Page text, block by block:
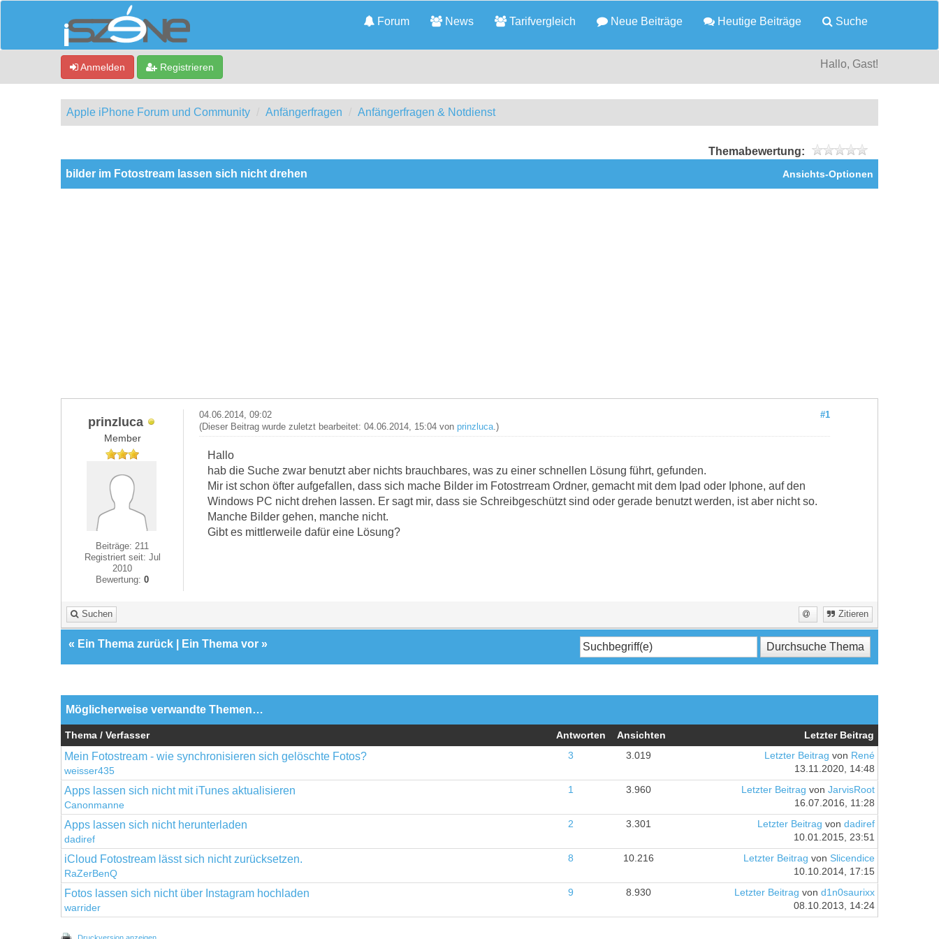
Forum News Tarifvergleich Neue Beiträge Heutige Beiträge Suche
Anmelden Registrieren Hallo, Gast!
Apple iPhone Forum und Community Anfängerfragen Anfängerfragen & Notdienst
Themabewertung:
Ansichts-Optionen
bilder im Fotostream lassen sich nicht drehen
prinzluca
Member
Beiträge: 211
Registriert seit: Jul
2010
Bewertung:0
#1
04.06.2014, 09:02
(Dieser Beitrag wurde zuletzt bearbeitet: 04.06.2014, 15:04 von prinzluca.)
Hallo
hab die Suche zwar benutzt aber nichts brauchbares, was zu einer schnellen Lösung führt, gefunden.
Mir ist schon öfter aufgefallen, dass sich mache Bilder im Fotostrream Ordner, gemacht mit dem Ipad oder Iphone, auf den
Windows PC nicht drehen lassen. Er sagt mir, dass sie Schreibgeschützt sind oder gerade benutzt werden, ist aber nicht so.
Manche Bilder gehen, manche nicht.
Gibt es mittlerweile dafür eine Lösung?
Suchen Zitieren
« Ein Thema zurück Ein Thema vor »
Möglicherweise verwandte Themen…
Thema / Verfasser Antworten Ansichten Letzter Beitrag
Mein Fotostream - wie synchronisieren sich gelöschte Fotos?
weisser435
3 3.019 Letzter Beitrag von René
13.11.2020, 14:48
Apps lassen sich nicht mit iTunes aktualisieren
Canonmanne
1 3.960 Letzter Beitrag von JarvisRoot
16.07.2016, 11:28
Apps lassen sich nicht herunterladen
dadiref
2 3.301 Letzter Beitrag von dadiref
10.01.2015, 23:51
iCloud Fotostream lässt sich nicht zurücksetzen.
RaZerBenQ
8 10.216 Letzter Beitrag von Slicendice
10.10.2014, 17:15
Fotos lassen sich nicht über Instagram hochladen
warrider
9 8.930 Letzter Beitrag von d1n0saurixx
08.10.2013, 14:24
Druckversion anzeigen